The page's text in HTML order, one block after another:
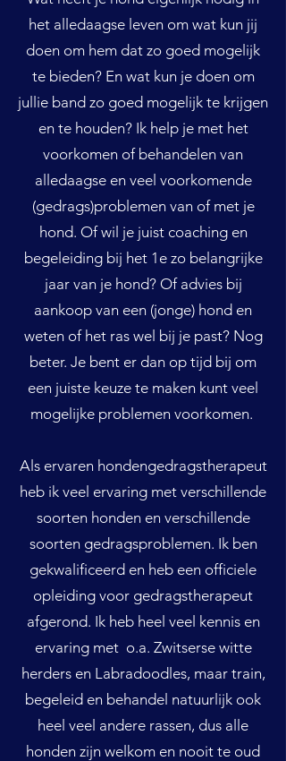
het alledaagse leven om wat kun jij
doen om hem dat zo goed mogelijk
te bieden? En wat kun je doen om
jullie band zo goed mogelijk te krijgen
en te houden? Ik help je met het
voorkomen of behandelen van
alledaagse en veel voorkomende
(gedrags)problemen van of met je
hond. Of wil je juist coaching en
begeleiding bij het 1e zo belangrijke
jaar van je hond? Of advies bij
aankoop van een (jonge) hond en
weten of het ras wel bij je past? Nog
beter. Je bent er dan op tijd bij om
een juiste keuze te maken kunt veel
mogelijke problemen voorkomen.
Als ervaren hondengedragstherapeut
heb ik veel ervaring met verschillende
soorten honden en verschillende
soorten gedragsproblemen. Ik ben
gekwalificeerd en heb een officiele
opleiding voor gedragstherapeut
afgerond. Ik heb heel veel kennis en
ervaring met o.a. Zwitserse witte
herders en Labradoodles, maar train,
begeleid en behandel natuurlijk ook
heel veel andere rassen, dus alle
honden zijn welkom en nooit te oud